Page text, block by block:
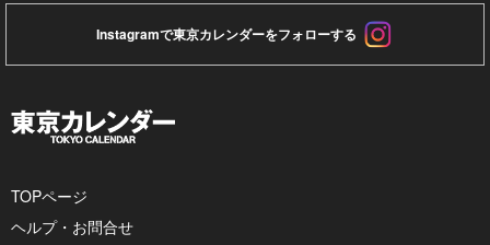
Instagramで東京カレンダーをフォローする
TOPページ
ヘルプ・お問合せ